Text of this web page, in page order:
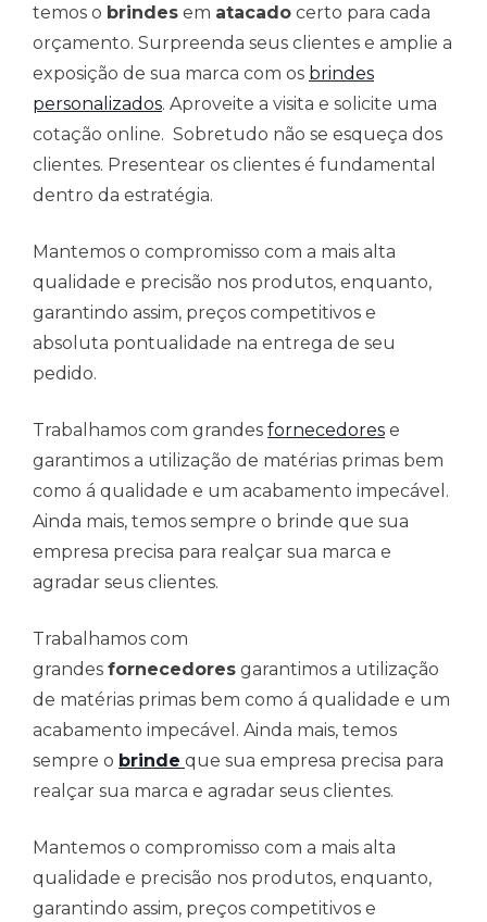
temos o brindes em atacado certo para cada
orçamento. Surpreenda seus clientes e amplie a
exposição de sua marca com os brindes
personalizados. Aproveite a visita e solicite uma
cotação online. Sobretudo não se esqueça dos
clientes. Presentear os clientes é fundamental
dentro da estratégia.
Mantemos o compromisso com a mais alta
qualidade e precisão nos produtos, enquanto,
garantindo assim, preços competitivos e
absoluta pontualidade na entrega de seu
pedido.
Trabalhamos com grandes fornecedores e
garantimos a utilização de matérias primas bem
como á qualidade e um acabamento impecável.
Ainda mais, temos sempre o brinde que sua
empresa precisa para realçar sua marca e
agradar seus clientes.
Trabalhamos com
grandes fornecedores garantimos a utilização
de matérias primas bem como á qualidade e um
acabamento impecável. Ainda mais, temos
sempre o brinde que sua empresa precisa para
realçar sua marca e agradar seus clientes.
Mantemos o compromisso com a mais alta
qualidade e precisão nos produtos, enquanto,
garantindo assim, preços competitivos e